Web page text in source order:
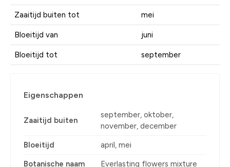
Zaaitijd buiten tot mei
Bloeitijd van juni
Bloeitijd tot september
Eigenschappen
Zaaitijd buiten
september, oktober,
november, december
Bloeitijd april, mei
Botanische naam Everlasting flowers mixture